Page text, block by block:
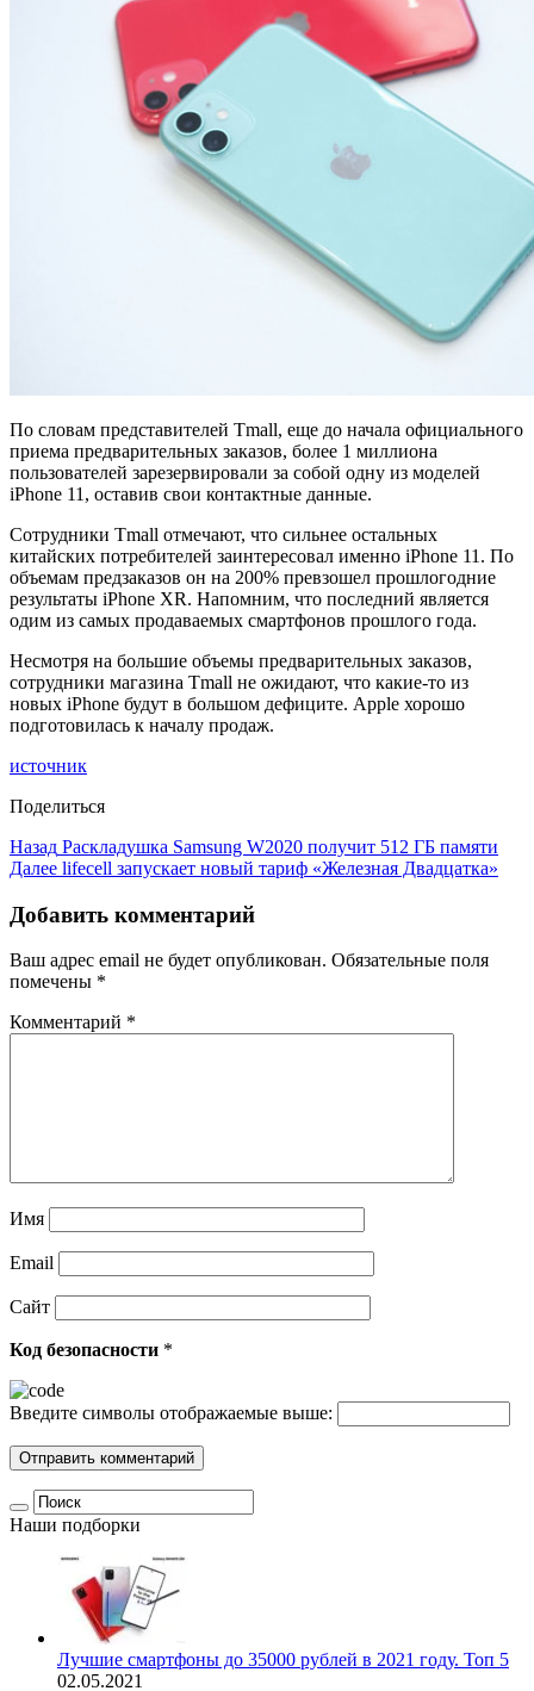
По словам представителей Tmall, еще до начала официального
приема предварительных заказов, более 1 миллиона
пользователей зарезервировали за собой одну из моделей
iPhone 11, оставив свои контактные данные.
Сотрудники Tmall отмечают, что сильнее остальных
китайских потребителей заинтересовал именно iPhone 11. По
объемам предзаказов он на 200% превзошел прошлогодние
результаты iPhone XR. Напомним, что последний является
одим из самых продаваемых смартфонов прошлого года.
Несмотря на большие объемы предварительных заказов,
сотрудники магазина Tmall не ожидают, что какие-то из
новых iPhone будут в большом дефиците. Apple хорошо
подготовилась к началу продаж.
источник
Поделиться
Назад Раскладушка Samsung W2020 получит 512 ГБ памяти
Далее lifecell запускает новый тариф «Железная Двадцатка»
Добавить комментарий
Ваш адрес email не будет опубликован. Обязательные поля
помечены *
Комментарий *
Имя
Email
Сайт
Код безопасности *
Введите символы отображаемые выше:
Наши подборки
Лучшие смартфоны до 35000 рублей в 2021 году. Топ 5
02.05.2021